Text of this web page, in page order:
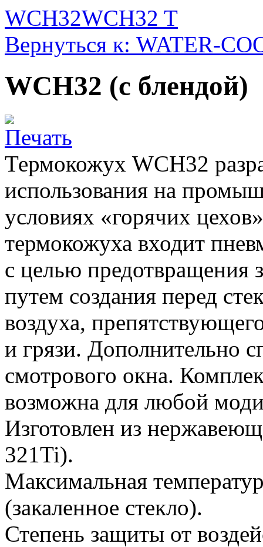
WCH32WCH32 T
Вернуться к: WATER-
WCH32 (с блендой)
Термокожух WCH32
использования на
условиях «горячих
термокожуха входит
с целью предотвращения
путем создания перед
воздуха,
и грязи. Дополнительно
смотрового окна.
возможна для любой
Изготовлен из
321Ti).
Максимальная
(закаленное стекло).
Степень защиты от